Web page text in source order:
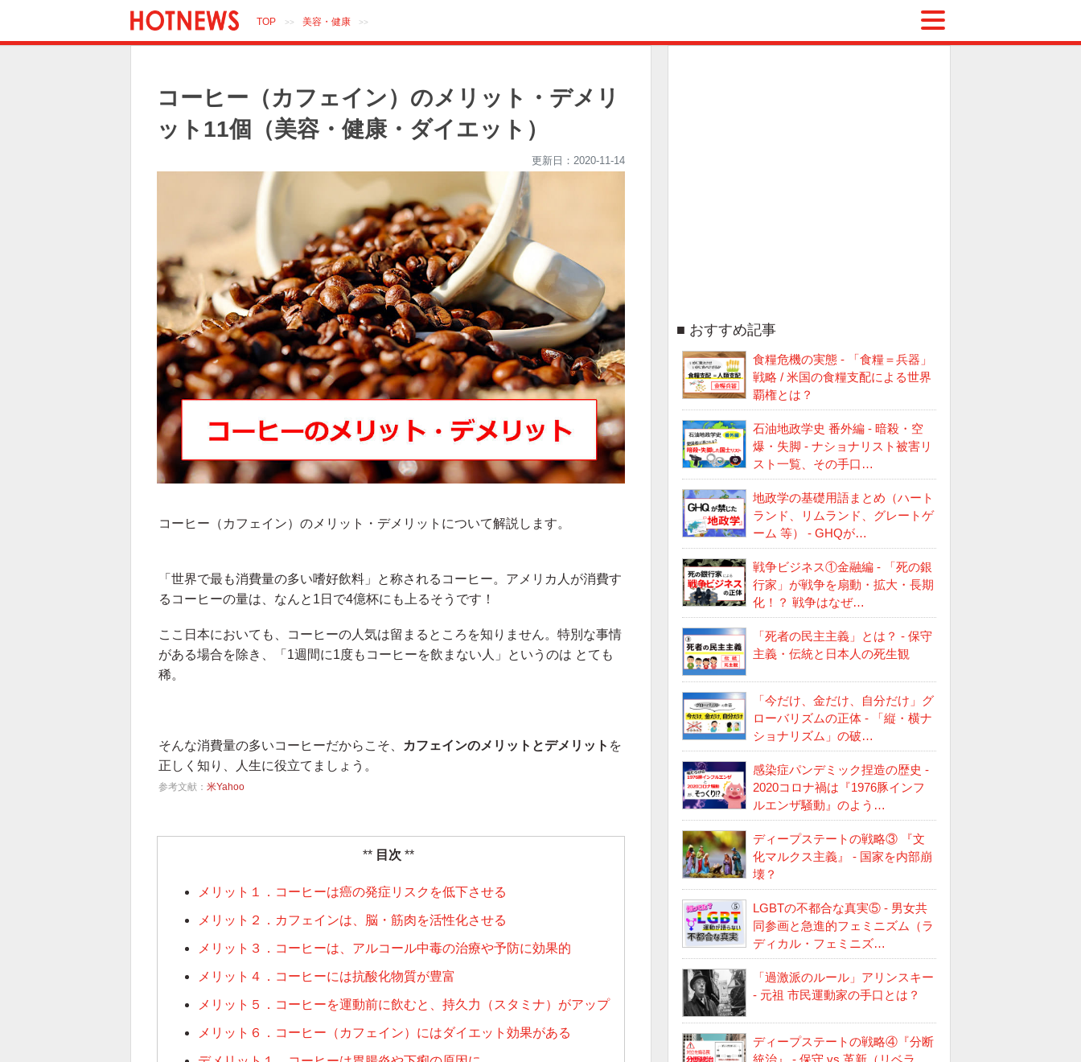
TOP >> 美容・健康 >>
コーヒー（カフェイン）のメリット・デメリ
ット11個（美容・健康・ダイエット）
更新日： 2020-11-14
コーヒー（カフェイン）のメリット・デメリットについて解説します。
「世界で最も消費量の多い嗜好飲料」と称されるコーヒー。アメリカ人が消費す
るコーヒーの量は、なんと1日で4億杯にも上るそうです！
ここ日本においても、コーヒーの人気は留まるところを知りません。特別な事情
がある場合を除き、「1週間に1度もコーヒーを飲まない人」というのは とても
稀。
そんな消費量の多いコーヒーだからこそ、 カフェインのメリットとデメリット を
正しく知り、人生に役立てましょう。
参考文献： 米Yahoo
目次
メリット１．コーヒーは癌の発症リスクを低下させる
メリット２．カフェインは、脳・筋肉を活性化させる
メリット３．コーヒーは、アルコール中毒の治療や予防に効果的
メリット４．コーヒーには抗酸化物質が豊富
メリット５．コーヒーを運動前に飲むと、持久力（スタミナ）がアップ
メリット６．コーヒー（カフェイン）にはダイエット効果がある
おすすめ記事
食糧危機の実態 - 「食糧＝兵器」
戦略 / 米国の食糧支配による世界
覇権とは？
石油地政学史 番外編 - 暗殺・空
爆・失脚 - ナショナリスト被害リ
スト一覧、その手口…
地政学の基礎用語まとめ（ハート
ランド、リムランド、グレートゲ
ーム 等） - GHQが…
戦争ビジネス①金融編 - 「死の銀
行家」が戦争を扇動・拡大・長期
化！？ 戦争はなぜ…
「死者の民主主義」とは？ - 保守
主義・伝統と日本人の死生観
「今だけ、金だけ、自分だけ」グ
ローバリズムの正体 - 「縦・横ナ
ショナリズム」の破…
感染症パンデミック捏造の歴史 -
2020コロナ禍は『1976豚インフ
ルエンザ騒動』のよう…
ディープステートの戦略③ 『文
化マルクス主義』 - 国家を内部崩
壊？
LGBTの不都合な真実⑤ - 男女共
同参画と急進的フェミニズム（ラ
ディカル・フェミニズ…
「過激派のルール」アリンスキー
- 元祖 市民運動家の手口とは？
ディープステートの戦略④『分断
統治』 - 保守 vs 革新（リベラ